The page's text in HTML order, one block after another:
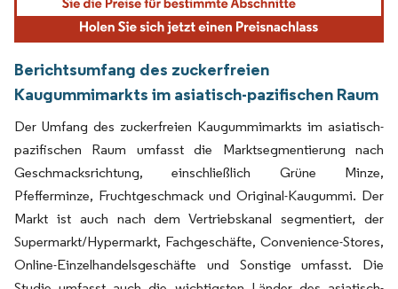
Berichtsumfang des zuckerfreien
Kaugummimarkts im asiatisch-pazifischen Raum
Der Umfang des zuckerfreien Kaugummimarkts im asiatisch-
pazifischen Raum umfasst die Marktsegmentierung nach
Geschmacksrichtung, einschließlich Grüne Minze,
Pfefferminze, Fruchtgeschmack und Original-Kaugummi. Der
Markt ist auch nach dem Vertriebskanal segmentiert, der
Supermarkt/Hypermarkt, Fachgeschäfte, Convenience-Stores,
Online-Einzelhandelsgeschäfte und Sonstige umfasst. Die